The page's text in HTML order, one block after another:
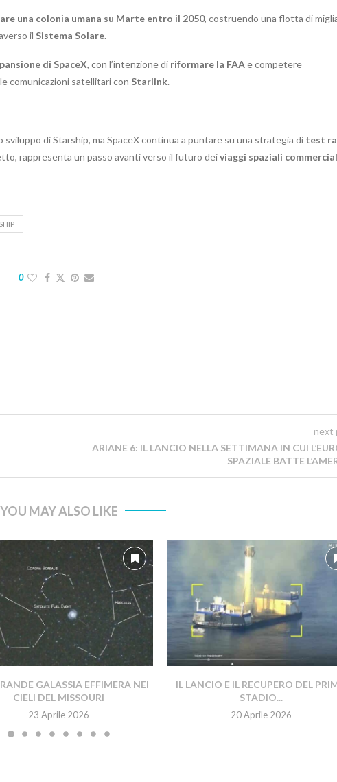
una colonia umana su Marte entro il 2050, costruendo una flotta di
il Sistema Solare.
di SpaceX, con l’intenzione di riformare la FAAe competere
comunicazioni satellitari con Starlink.
di Starship, ma SpaceX continua a puntare su una strategia di test
rappresenta un passo avanti verso il futuro deiviaggi spaziali
0
next
ARIANE 6: IL LANCIO NELLA SETTIMANA IN CUI
SPAZIALE BATTE
YOU MAY ALSO LIKE
GALASSIA EFFIMERA NEI
CIELI DEL MISSOURI
23 Aprile 2026
IL LANCIO E IL RECUPERO DEL
STADIO...
20 Aprile 2026